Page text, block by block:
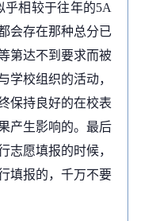
乎相较于往年的5A
会存在那种总分已
第达不到要求而被
学校组织的活动，
保持良好的在校表
产生影响的。最后
志愿填报的时候，
填报的，千万不要